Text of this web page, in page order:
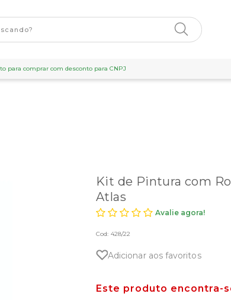
para comprar com desconto para CNPJ
Kit de Pintura com
Atlas
Avalie agora!
Cod: 428/22
Adicionar aos favoritos